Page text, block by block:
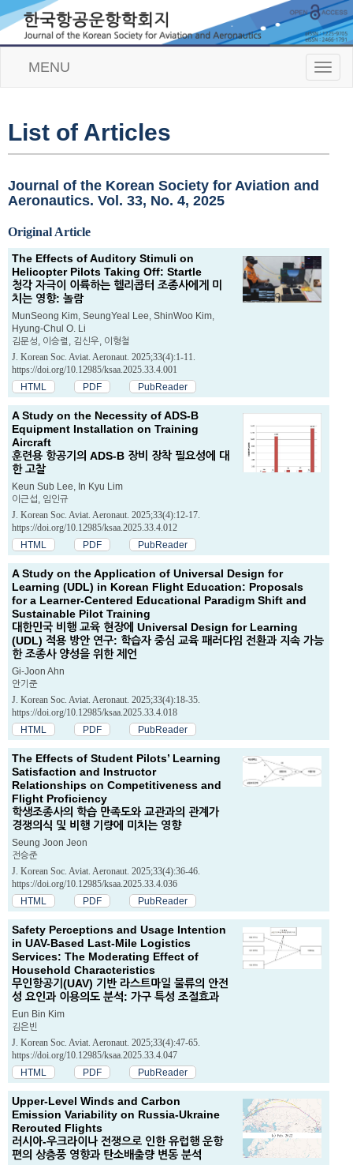
T
o
n
MENU
List of Articles
Journal of the Korean Society for Aviation and
Aeronautics. Vol. 33, No. 4, 2025
Original Article
The Effects of Auditory Stimuli on
Helicopter Pilots Taking Off: Startle
청각 자극이 이륙하는 헬리콥터 조종사에게 미
치는 영향: 놀람
MunSeong Kim, SeungYeal Lee, ShinWoo Kim,
Hyung-Chul O. Li
김문성, 이승렬, 김신우, 이형철
J. Korean Soc. Aviat. Aeronaut. 2025;33(4):1-11.
https://doi.org/10.12985/ksaa.2025.33.4.001
HTML
PDF PubReader
A Study on the Necessity of ADS-B
Equipment Installation on Training
Aircraft
훈련용 항공기의 ADS-B 장비 장착 필요성에 대
한 고찰
Keun Sub Lee, In Kyu Lim
이근섭, 임인규
J. Korean Soc. Aviat. Aeronaut. 2025;33(4):12-17.
https://doi.org/10.12985/ksaa.2025.33.4.012
HTML
PDF PubReader
A Study on the Application of Universal Design for
Learning (UDL) in Korean Flight Education: Proposals
for a Learner-Centered Educational Paradigm Shift and
Sustainable Pilot Training
대한민국 비행 교육 현장에 Universal Design for Learning
(UDL) 적용 방안 연구: 학습자 중심 교육 패러다임 전환과 지속 가능
한 조종사 양성을 위한 제언
Gi-Joon Ahn
안기준
J. Korean Soc. Aviat. Aeronaut. 2025;33(4):18-35.
https://doi.org/10.12985/ksaa.2025.33.4.018
HTML
PDF PubReader
The Effects of Student Pilots’ Learning
Satisfaction and Instructor
Relationships on Competitiveness and
Flight Proficiency
학생조종사의 학습 만족도와 교관과의 관계가
경쟁의식 및 비행 기량에 미치는 영향
Seung Joon Jeon
전승준
J. Korean Soc. Aviat. Aeronaut. 2025;33(4):36-46.
https://doi.org/10.12985/ksaa.2025.33.4.036
HTML
PDF PubReader
Safety Perceptions and Usage Intention
in UAV-Based Last-Mile Logistics
Services: The Moderating Effect of
Household Characteristics
무인항공기(UAV) 기반 라스트마일 물류의 안전
성 요인과 이용의도 분석: 가구 특성 조절효과
Eun Bin Kim
김은빈
J. Korean Soc. Aviat. Aeronaut. 2025;33(4):47-65.
https://doi.org/10.12985/ksaa.2025.33.4.047
HTML
PDF PubReader
Upper-Level Winds and Carbon
Emission Variability on Russia-Ukraine
Rerouted Flights
러시아-우크라이나 전쟁으로 인한 유럽행 운항
편의 상층풍 영향과 탄소배출량 변동 분석